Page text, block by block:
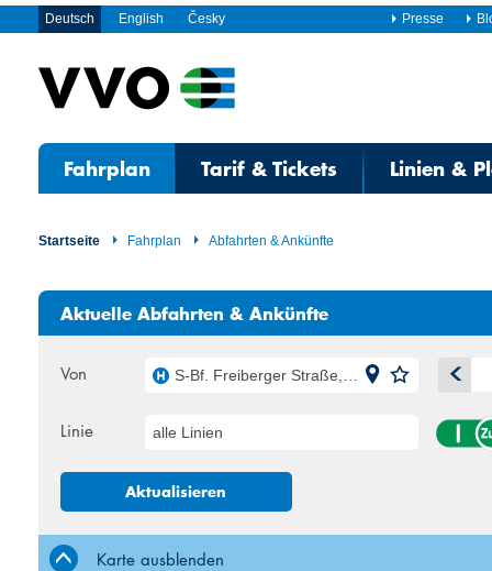
Deutsch English Česky Presse
Fahrplan Tarif & Tickets Linien &
Startseite Fahrplan Abfahrten & Ankünfte
Aktuelle Abfahrten & Ankünfte
Von S-Bf. Freiberger Straße, Dresden
Mo Di
10 11
Linie alle Linien
Aktualisieren
Karte ausblenden